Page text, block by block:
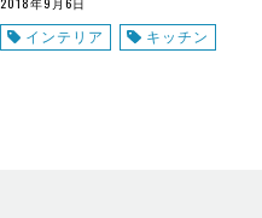
インテリア キッチン